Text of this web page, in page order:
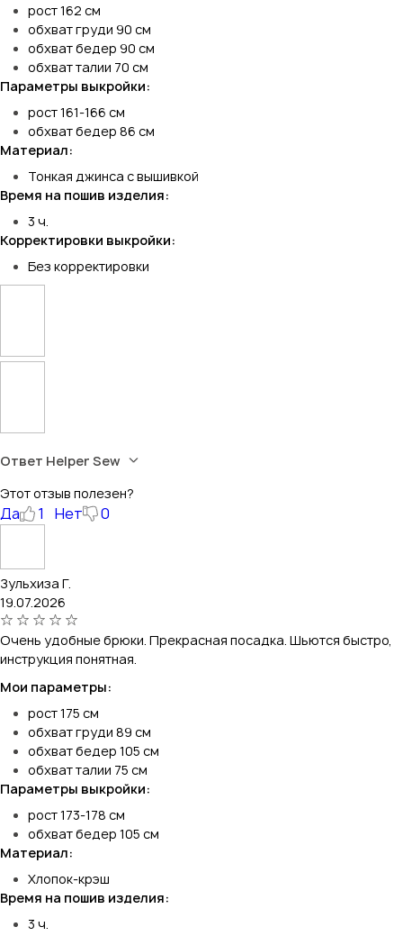
рост 162 см
обхват груди 90 см
обхват бедер 90 см
обхват талии 70 см
Параметры выкройки:
рост 161-166 см
обхват бедер 86 см
Материал:
Тонкая джинса с вышивкой
Время на пошив изделия:
3 ч.
Корректировки выкройки:
Без корректировки
Ответ Helper Sew
Этот отзыв полезен?
Да 1 Нет 0
Зульхиза Г.
19.07.2026
Очень удобные брюки. Прекрасная посадка. Шьются быстро,
инструкция понятная.
Мои параметры:
рост 175 см
обхват груди 89 см
обхват бедер 105 см
обхват талии 75 см
Параметры выкройки:
рост 173-178 см
обхват бедер 105 см
Материал:
Хлопок-крэш
Время на пошив изделия:
3 ч.